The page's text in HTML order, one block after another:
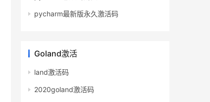
pycharm最新版永久激活码
Goland激活
land激活码
2020goland激活码